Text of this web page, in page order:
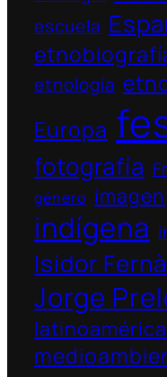
escuela
etnología
Europa
fotografía
género imagen
indígena
Isidor
Jorge
latinoamérica